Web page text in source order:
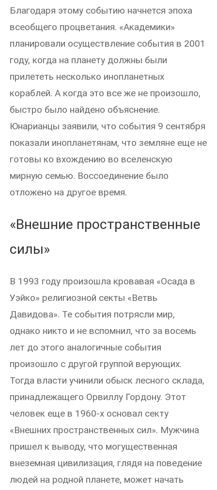
Благодаря этому событию начнется эпоха
всеобщего процветания. «Академики»
планировали осуществление события в 2001
году, когда на планету должны были
прилететь несколько инопланетных
кораблей. А когда это все же не произошло,
быстро было найдено объяснение.
Юнарианцы заявили, что события 9 сентября
показали инопланетянам, что земляне еще не
готовы ко вхождению во вселенскую
мирную семью. Воссоединение было
отложено на другое время.
«Внешние пространственные
силы»
В 1993 году произошла кровавая «Осада в
Уэйко» религиозной секты «Ветвь
Давидова». Те события потрясли мир,
однако никто и не вспомнил, что за восемь
лет до этого аналогичные события
произошло с другой группой верующих.
Тогда власти учинили обыск лесного склада,
принадлежащего Орвиллу Гордону. Этот
человек еще в 1960-х основал секту
«Внешних пространственных сил». Мужчина
пришел к выводу, что могущественная
внеземная цивилизация, глядя на поведение
людей на родной планете, может начать